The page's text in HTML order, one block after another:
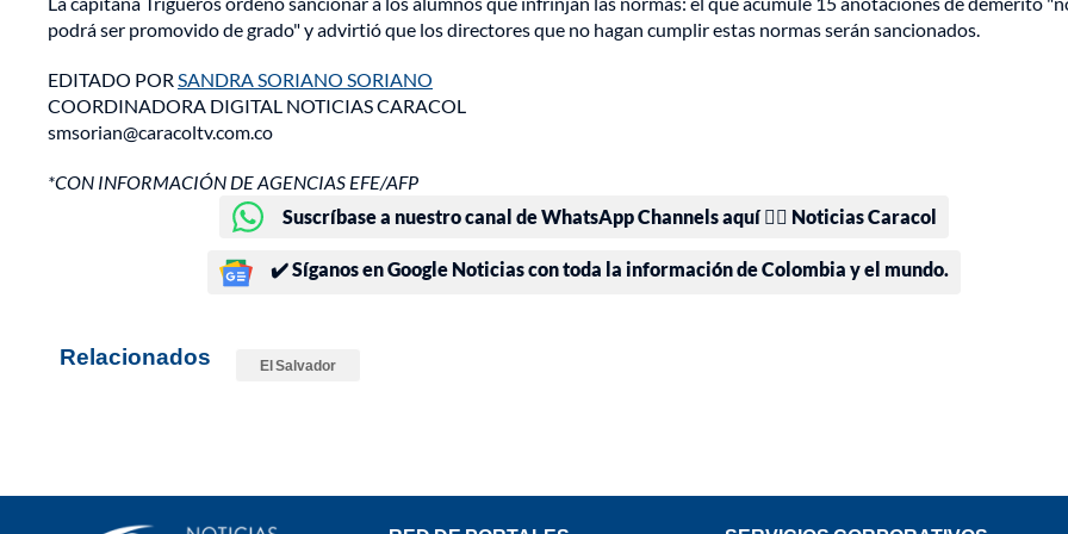
podrá ser promovido de grado" y advirtió que los directores que no hagan cumplir estas normas serán sancionados.
EDITADO POR SANDRA SORIANO SORIANO
COORDINADORA DIGITAL NOTICIAS CARACOL
smsorian@caracoltv.com.co
*CON INFORMACIÓN DE AGENCIAS EFE/AFP
Suscríbase a nuestro canal de WhatsApp Channels aquí 👉🏻 Noticias Caracol
✔️ Síganos en Google Noticias con toda la información de Colombia y el mundo.
Relacionados El Salvador